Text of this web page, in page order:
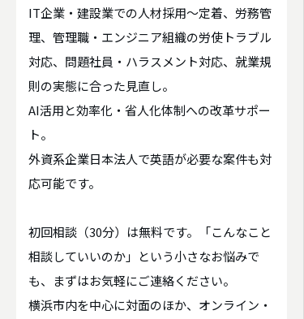
IT企業・建設業での人材採用～定着、労務管
理、管理職・エンジニア組織の労使トラブル
対応、問題社員・ハラスメント対応、就業規
則の実態に合った見直し。
AI活用と効率化・省人化体制への改革サポー
ト。
外資系企業日本法人で英語が必要な案件も対
応可能です。
初回相談（30分）は無料です。「こんなこと
相談していいのか」という小さなお悩みで
も、まずはお気軽にご連絡ください。
横浜市内を中心に対面のほか、オンライン・